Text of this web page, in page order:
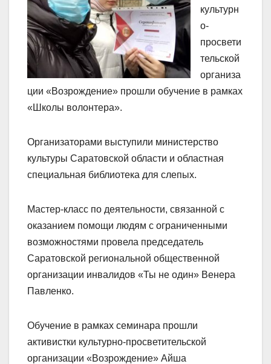
культурн
о-
просвети
тельской
организа
ции «Возрождение» прошли обучение в рамках
«Школы волонтера».
Организаторами выступили министерство
культуры Саратовской области и областная
специальная библиотека для слепых.
Мастер-класс по деятельности, связанной с
оказанием помощи людям с ограниченными
возможностями провела председатель
Саратовской региональной общественной
организации инвалидов «Ты не один» Венера
Павленко.
Обучение в рамках семинара прошли
активистки культурно-просветительской
организации «Возрождение» Айша